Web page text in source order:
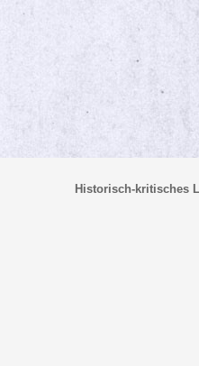
Historisch-kritisches